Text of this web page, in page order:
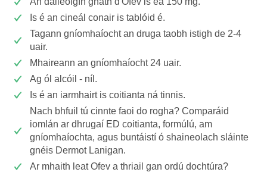
Is é an cineál conair is tablóid é.
Tagann gníomhaíocht an druga taobh istigh de 2-4
uair.
Mhaireann an gníomhaíocht 24 uair.
Ag ól alcóil - níl.
Is é an iarmhairt is coitianta ná tinnis.
Nach bhfuil tú cinnte faoi do rogha? Comparáid
iomlán ar dhrugaí ED coitianta, formúlú, am
gníomhaíochta, agus buntáistí ó shaineolach sláinte
gnéis Dermot Lanigan.
Ar mhaith leat Ofev a thriail gan ordú dochtúra?